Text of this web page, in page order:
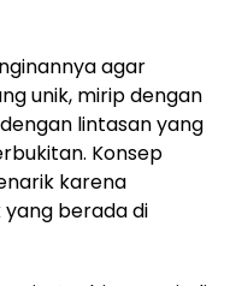
agar
unik, mirip dengan
lintasan yang
Konsep
karena
berada di